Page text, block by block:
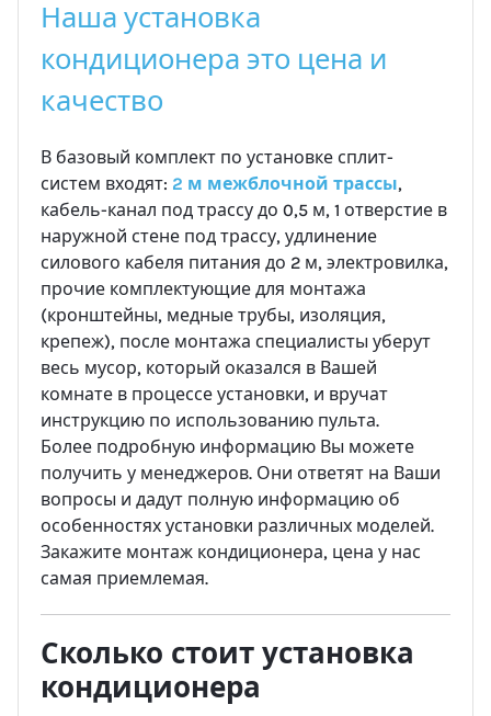
Наша установка
кондиционера это цена и
качество
В базовый комплект по установке сплит-
систем входят: 2 м межблочной трассы,
кабель-канал под трассу до 0,5 м, 1 отверстие в
наружной стене под трассу, удлинение
силового кабеля питания до 2 м, электровилка,
прочие комплектующие для монтажа
(кронштейны, медные трубы, изоляция,
крепеж), после монтажа специалисты уберут
весь мусор, который оказался в Вашей
комнате в процессе установки, и вручат
инструкцию по использованию пульта.
Более подробную информацию Вы можете
получить у менеджеров. Они ответят на Ваши
вопросы и дадут полную информацию об
особенностях установки различных моделей.
Закажите монтаж кондиционера, цена у нас
самая приемлемая.
Сколько стоит установка
кондиционера